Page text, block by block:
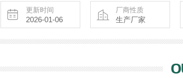
更新时间
2026-01-06
厂商性质
生产厂家